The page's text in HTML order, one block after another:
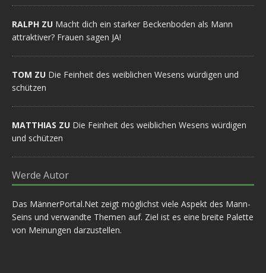
RALPH ZU Macht dich ein starker Beckenboden als Mann
attraktiver? Frauen sagen JA!
TOM ZU Die Feinheit des weiblichen Wesens würdigen und
schützen
MATTHIAS ZU Die Feinheit des weiblichen Wesens würdigen
und schützen
Werde Autor
Das MännerPortal.Net zeigt möglichst viele Aspekt des Mann-
Seins und verwandte Themen auf. Ziel ist es eine breite Palette
von Meinungen darzustellen.